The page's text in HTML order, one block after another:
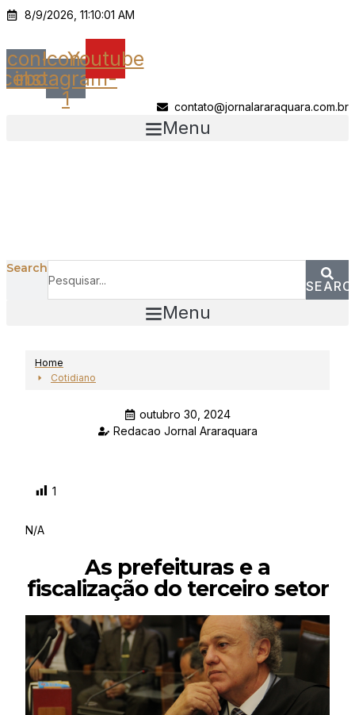
Ir
o
conteúdo
8/9/2026, 11:10:01 AM
Icon-Icon-
instagram-
1
Youtube
contato@jornalararaquara.com.br
Menu
Search
Menu
Home
Cotidiano
outubro 30, 2024
Redacao Jornal Araraquara
1
N/A
As prefeituras e a
fiscalização do terceiro setor